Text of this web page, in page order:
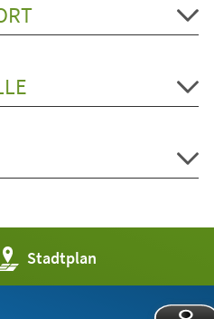
Stadtplan
(Öffnet